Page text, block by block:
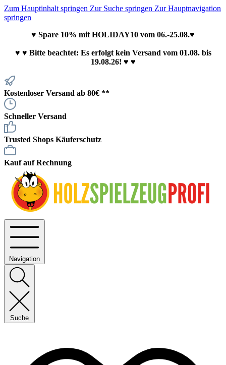
Zum Hauptinhalt springen Zur Suche springen Zur Hauptnavigation
springen
♥ Spare 10% mit HOLIDAY10 vom 06.-25.08.♥
♥ ♥ Bitte beachtet: Es erfolgt kein Versand vom 01.08. bis
19.08.26! ♥ ♥
Kostenloser Versand ab 80€ **
Schneller Versand
Trusted Shops Käuferschutz
Kauf auf Rechnung
Navigation
Suche